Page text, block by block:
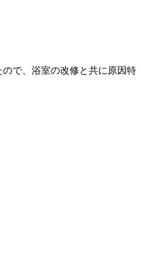
で、浴室の改修と共に原因特